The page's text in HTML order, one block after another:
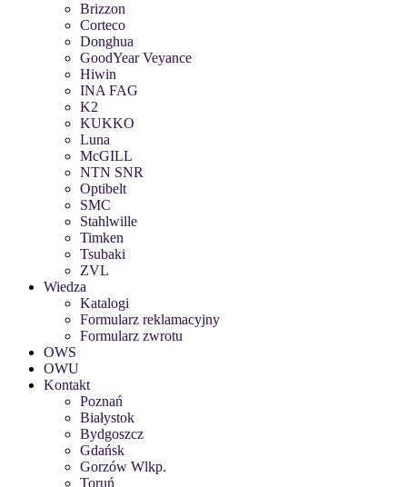
Brizzon
Corteco
Donghua
GoodYear Veyance
Hiwin
INA FAG
K2
KUKKO
Luna
McGILL
NTN SNR
Optibelt
SMC
Stahlwille
Timken
Tsubaki
ZVL
Wiedza
Katalogi
Formularz reklamacyjny
Formularz zwrotu
OWS
OWU
Kontakt
Poznań
Białystok
Bydgoszcz
Gdańsk
Gorzów Wlkp.
Toruń